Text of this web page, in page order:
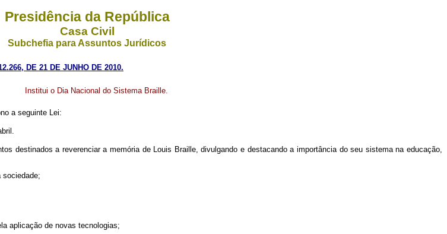
Presidência da República
Casa Civil
Subchefia para Assuntos Jurídicos
DE 21 DE JUNHO DE 2010.
Institui o Dia Nacional do Sistema Braille.
a seguinte Lei:
destinados a reverenciar a memória de Louis Braille, divulgando e destacando a importância do seu sistema na educação,
sociedade;
aplicação de novas tecnologias;